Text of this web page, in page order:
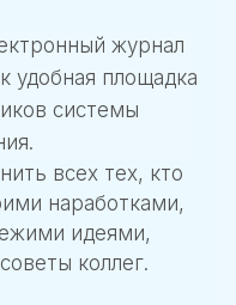
журнал
удобная площадка
системы
всех тех, кто
наработками,
идеями,
коллег.